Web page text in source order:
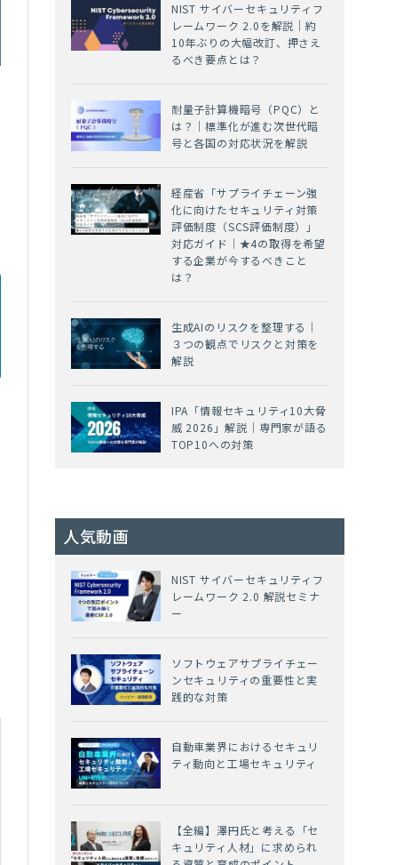
NIST サイバーセキュリティフ
レームワーク 2.0を解説｜約
10年ぶりの大幅改訂、押さえ
るべき要点とは？
耐量子計算機暗号（PQC）と
は？｜標準化が進む次世代暗
号と各国の対応状況を解説
経産省「サプライチェーン強
化に向けたセキュリティ対策
評価制度（SCS評価制度）」
対応ガイド｜★4の取得を希望
する企業が今するべきこと
は？
生成AIのリスクを整理する｜
３つの観点でリスクと対策を
解説
IPA「情報セキュリティ10大脅
威 2026」解説｜専門家が語る
TOP10への対策
人気動画
NIST サイバーセキュリティフ
レームワーク 2.0 解説セミナ
ー
ソフトウェアサプライチェー
ンセキュリティの重要性と実
践的な対策
自動車業界におけるセキュリ
ティ動向と工場セキュリティ
【全編】澤円氏と考える「セ
キュリティ人材」に求められ